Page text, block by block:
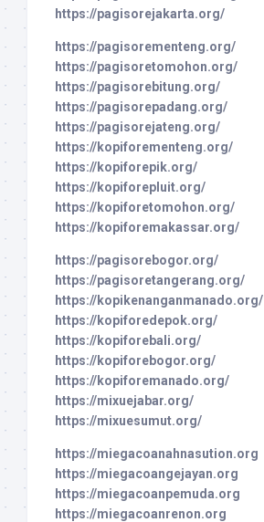
https://pagisorejakarta.org/
https://pagisorementeng.org/
https://pagisoretomohon.org/
https://pagisorebitung.org/
https://pagisorepadang.org/
https://pagisorejateng.org/
https://kopiforementeng.org/
https://kopiforepik.org/
https://kopiforepluit.org/
https://kopiforetomohon.org/
https://kopiforemakassar.org/
https://pagisorebogor.org/
https://pagisoretangerang.org/
https://kopikenanganmanado.org/
https://kopiforedepok.org/
https://kopiforebali.org/
https://kopiforebogor.org/
https://kopiforemanado.org/
https://mixuejabar.org/
https://mixuesumut.org/
https://miegacoanahnasution.org
https://miegacoangejayan.org
https://miegacoanpemuda.org
https://miegacoanrenon.org